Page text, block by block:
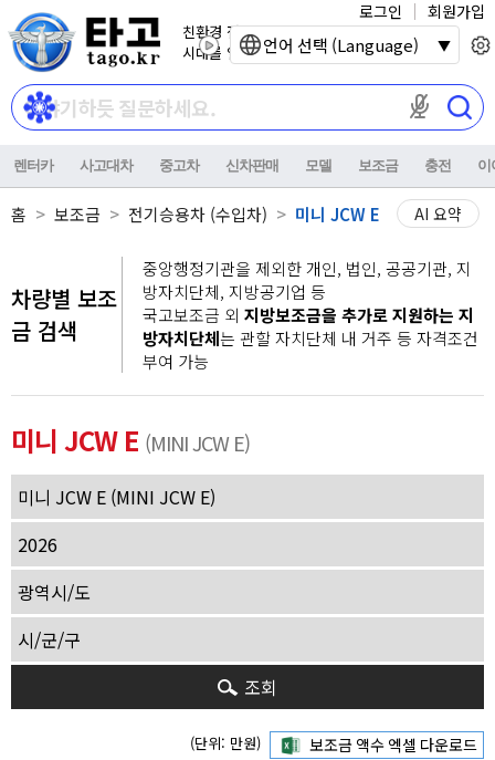
친환경 전기자동차
시대를 열어갑니다.
마이크 권한이
로그인 회원가입
렌터카 사고대차 중고차 신차판매 모델 보조금 충전 이
홈 보조금 전기승용차 (수입차) 미니 JCW E AI 요약
차량별 보조
금 검색
중앙행정기관을 제외한 개인, 법인, 공공기관, 지
방자치단체, 지방공기업 등
국고보조금 외 지방보조금을 추가로 지원하는 지
방자치단체는 관할 자치단체 내 거주 등 자격조건
부여 가능
미니 JCW E (MINI JCW E)
조회
(단위: 만원)
언어 선택 (Language)